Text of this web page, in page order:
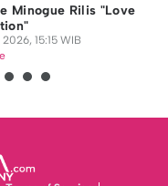
Minogue Rilis "Love
15:15 WIB